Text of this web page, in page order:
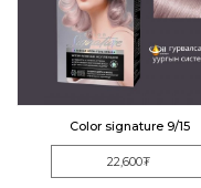
Color signature 9/15
22,600₮